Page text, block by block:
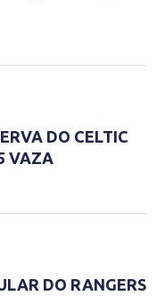
DO CELTIC
VAZA
DO RANGERS